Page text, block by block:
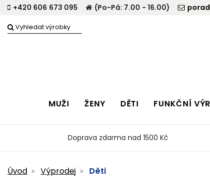
+420 606 673 095 (Po-Pá: 7.00 - 16.00)
MUŽI ŽENY DĚTI FUNKČNÍ
Doprava zdarma nad 1500 Kč
Úvod Výprodej Děti